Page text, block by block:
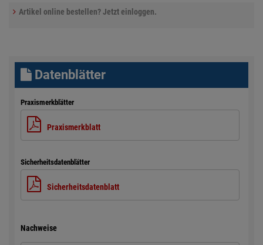
Artikel online bestellen? Jetzt einloggen.
Datenblätter
Praxismerkblätter
Praxismerkblatt
Sicherheitsdatenblätter
Sicherheitsdatenblatt
Nachweise